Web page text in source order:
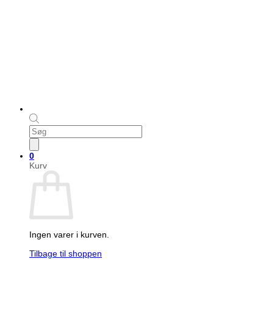
Products
search
0
Kurv
Ingen varer i kurven.
Tilbage til shoppen